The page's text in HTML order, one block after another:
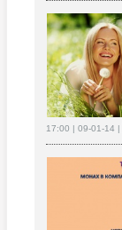
17:00 | 09-01-14 |